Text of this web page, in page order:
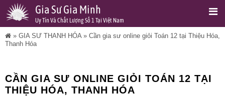
Gia Sư Gia Minh
Uy Tín Và Chất Lượng Số 1 Tại Việt Nam
» GIA SƯ THANH HÓA» Cần gia sư online giỏi Toán 12 tại Thiệu Hóa,
Thanh Hóa
CẦN GIA SƯ ONLINE GIỎI TOÁN 12 TẠI
THIỆU HÓA, THANH HÓA